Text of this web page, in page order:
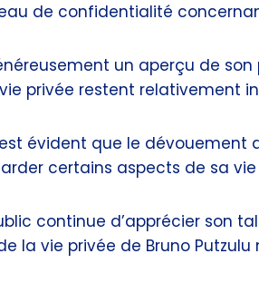
de confidentialité
un aperçu de
privée restent relativement
évident que le dévouement
certains aspects de sa
continue d’apprécier son
la vie privée de Bruno